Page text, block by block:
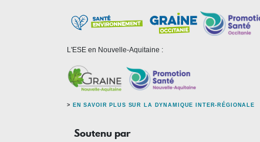
L'ESE en Nouvelle-Aquitaine :
> EN SAVOIR PLUS SUR LA DYNAMIQUE INTER-RÉGIONALE
Soutenu par